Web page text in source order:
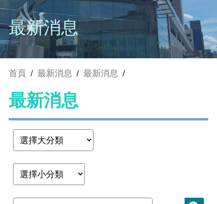
最新消息
首頁 / 最新消息 / 最新消息 /
最新消息